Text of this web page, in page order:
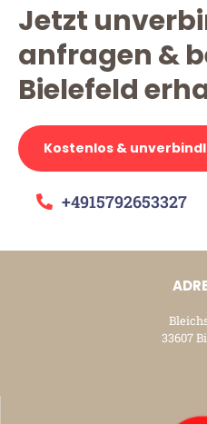
Jetzt
anfragen &
Bielefeld
Kostenlos &
+4915792653327
33607